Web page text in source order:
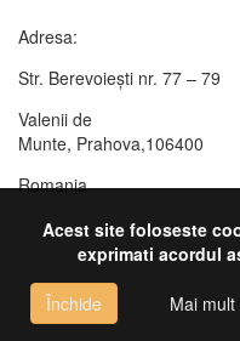
Adresa:
Str. Berevoieşti nr. 77 – 79
Valenii de
Munte, Prahova,106400
Romania
Acest site foloseste
exprimati acordul
Închide Mai mult